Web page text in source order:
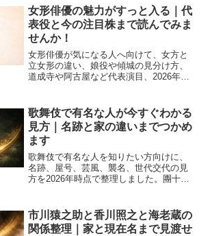
にも役立ち、言葉の混同と人物の見失い
を減らせます。
女形俳優の魅力がすっと入る｜代
表役と今の注目株まで読んでみま
せんか！
女形俳優が気になる人へ向けて、女方と
立女形の違い、娘役や傾城の見分け方、
道成寺や阿古屋など代表演目、2026年時
役柄の格までわかりやすく解説し、初見
でも美しさの理由を言葉にしやすくなる
記事です。
歌舞伎で有名な人が今すぐわかる
見方｜名跡と家の違いまでつかめ
ます
歌舞伎で有名な人を知りたい方向けに、
名跡、屋号、芸風、襲名、世代交代の見
方を2026年時点で整理しました。團十
り、初見でも推し選びの軸が定まりま
す。
市川猿之助と香川照之と海老蔵の
関係整理｜家と現在名まで見渡せ